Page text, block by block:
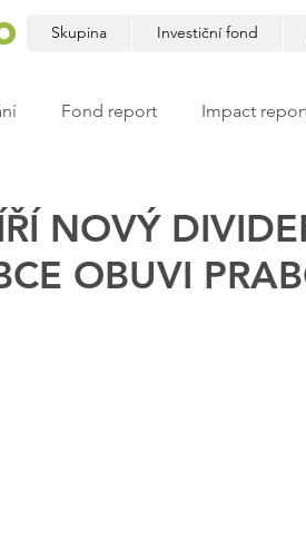
Skupina Investiční fond
Fond report Impact
NOVÝ
OBUVI